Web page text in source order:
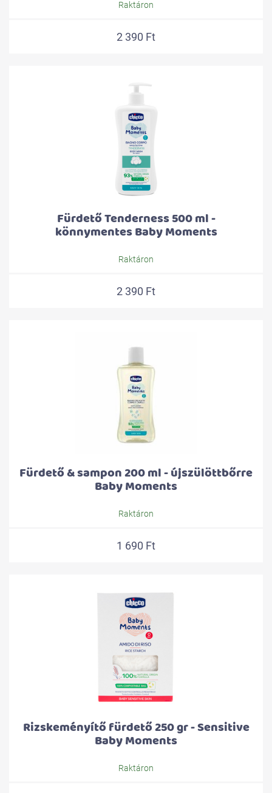
Raktáron
2 390 Ft
Fürdető Tenderness 500 ml -
könnymentes Baby Moments
Raktáron
2 390 Ft
Fürdető & sampon 200 ml - újszülöttbőrre
Baby Moments
Raktáron
1 690 Ft
Rizskeményítő fürdető 250 gr - Sensitive
Baby Moments
Raktáron